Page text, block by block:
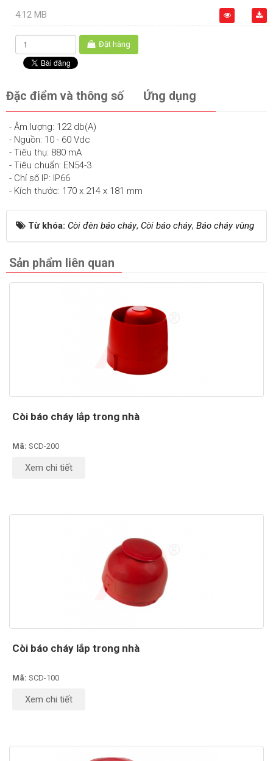
4.12 MB
Đặt hàng
Đặc điểm và thông số Ứng dụng
- Âm lượng: 122 db(A)
- Nguồn: 10 - 60 Vdc
- Tiêu thụ: 880 mA
- Tiêu chuẩn: EN54-3
- Chỉ số IP: IP66
- Kích thước: 170 x 214 x 181 mm
Từ khóa: Còi đèn báo cháy, Còi báo cháy, Báo cháy vùng
Sản phẩm liên quan
Còi báo cháy lắp trong nhà
Mã: SCD-200
Xem chi tiết
Còi báo cháy lắp trong nhà
Mã: SCD-100
Xem chi tiết